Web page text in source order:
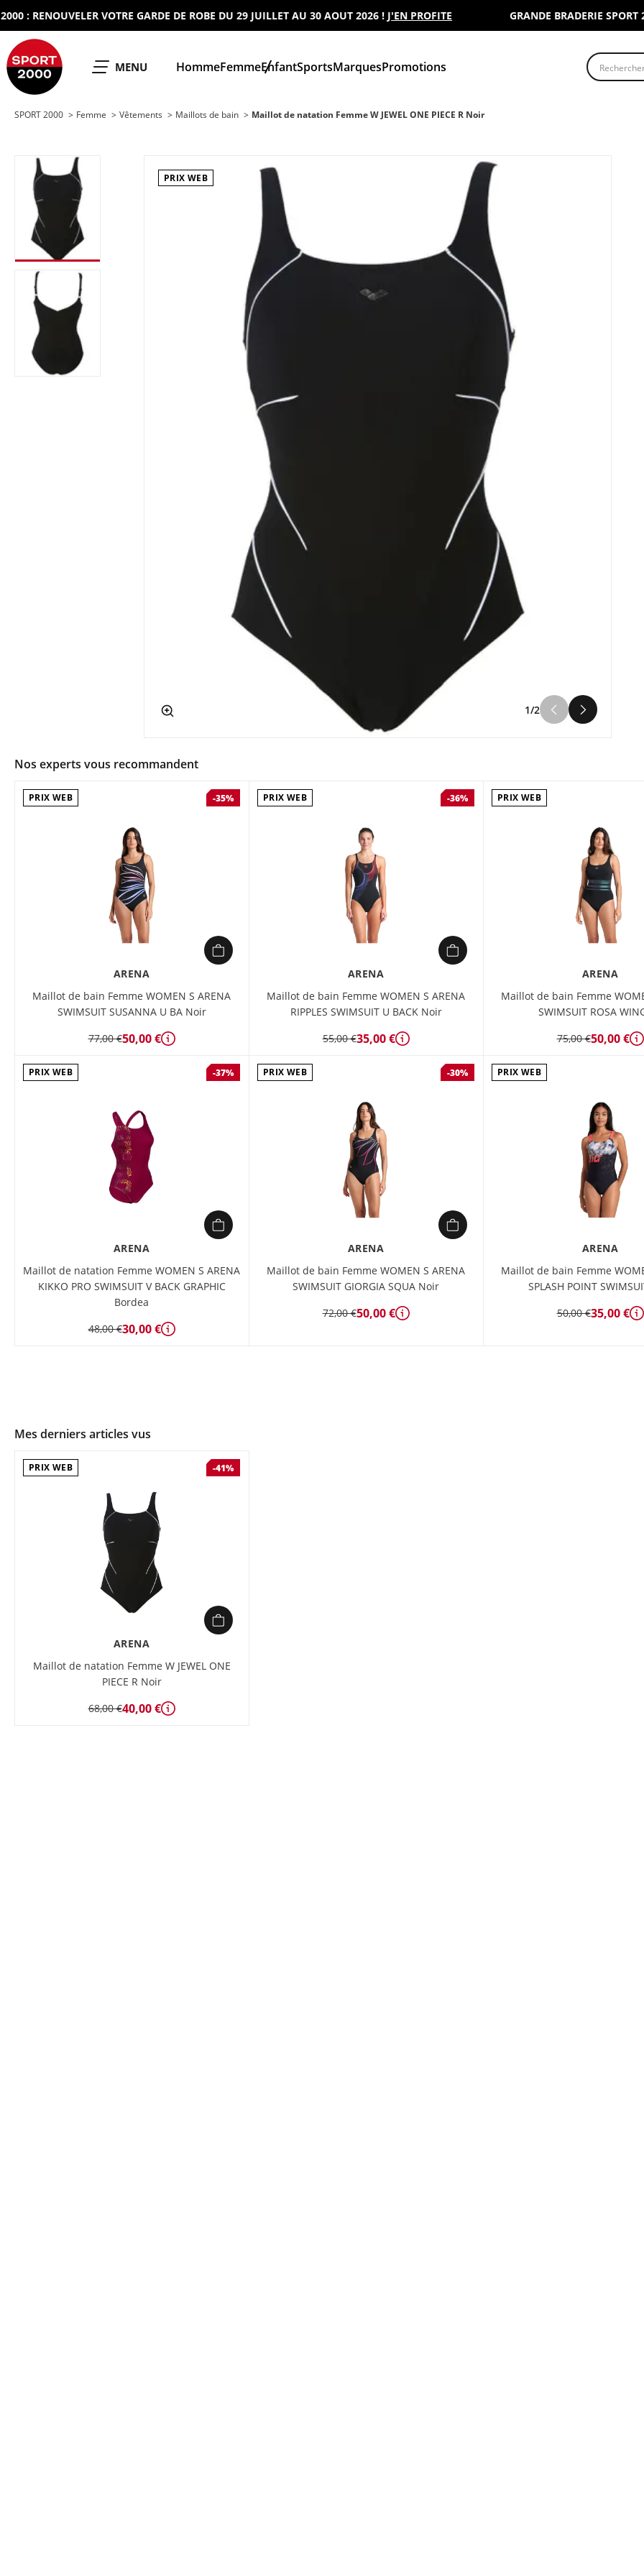
: RENOUVELER VOTRE GARDE DE ROBE DU 29 JUILLET AU 30 AOUT 2026 !J'EN PROFITE GRANDE BRADERIE SPORT
OUVRIR LE
MENU HommeFemmeEnfantSportsMarquesPromotions
SPORT 2000 Femme Vêtements Maillots de bain Maillot de natation Femme W JEWEL ONE PIECE R Noir
PRIX WEB
app.ui.shop.product.zoom
1/2
Nos experts vous recommandent
PRIX WEB -35%
ARENA
Maillot de bain Femme WOMEN S ARENA
SWIMSUIT SUSANNA U BA Noir
77,00 €50,00 € Détails
PRIX WEB -36%
ARENA
Maillot de bain Femme WOMEN S ARENA
RIPPLES SWIMSUIT U BACK Noir
55,00 €35,00 € Détails
PRIX WEB
ARENA
Maillot de bain Femme
SWIMSUIT ROSA
75,00 €50,00 €
PRIX WEB -37%
ARENA
Maillot de natation Femme WOMEN S ARENA
KIKKO PRO SWIMSUIT V BACK GRAPHIC
Bordea
48,00 €30,00 € Détails
PRIX WEB -30%
ARENA
Maillot de bain Femme WOMEN S ARENA
SWIMSUIT GIORGIA SQUA Noir
72,00 €50,00 € Détails
PRIX WEB
ARENA
Maillot de bain Femme
SPLASH POINT
50,00 €35,00 €
Mes derniers articles vus
PRIX WEB -41%
ARENA
Maillot de natation Femme W JEWEL ONE
PIECE R Noir
68,00 €40,00 € Détails